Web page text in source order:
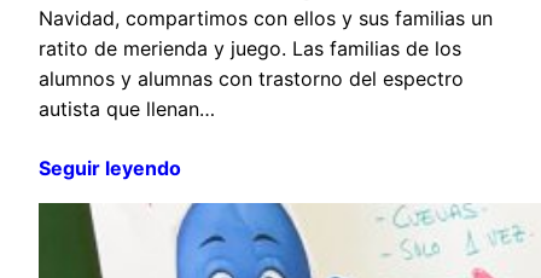
Navidad, compartimos con ellos y sus familias un
ratito de merienda y juego. Las familias de los
alumnos y alumnas con trastorno del espectro
autista que llenan…
Seguir leyendo